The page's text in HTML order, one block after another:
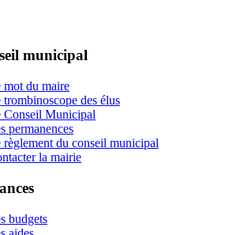
municipal
mot du maire
trombinoscope des élus
Conseil Municipal
permanences
règlement du conseil municipal
la mairie
budgets